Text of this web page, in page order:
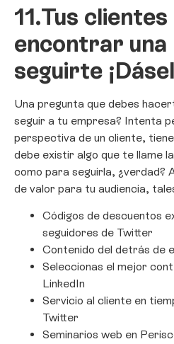
11.Tus clientes
encontrar una
seguirte
Una pregunta que debes
seguir a tu empresa? Intenta
perspectiva de un cliente,
debe existir algo que te llame
como para seguirla, ¿verdad?
de valor para tu audiencia,
Códigos de descuentos
seguidores de Twitter
Contenido del detrás de
Seleccionas el mejor
LinkedIn
Servicio al cliente en
Twitter
Seminarios web en